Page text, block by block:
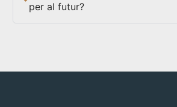
per al futur?